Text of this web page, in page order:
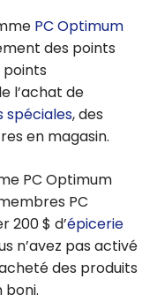
PC Optimum
des points
points
l’achat de
spéciales, des
en magasin.
PC Optimum
PC
200 $ d’épicerie
n’avez pas activé
des produits
boni.